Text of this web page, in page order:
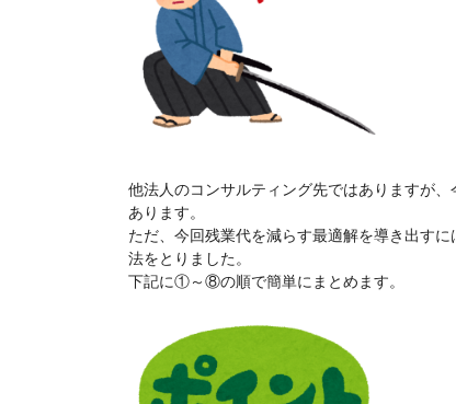
他法人のコンサルティング先ではありますが
あります。
ただ、今回残業代を減らす最適解を導き出す
法をとりました。
下記に①～⑧の順で簡単にまとめます。